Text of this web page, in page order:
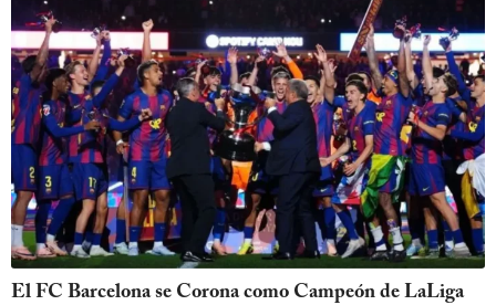
El FC Barcelona se Corona como Campeón de LaLiga